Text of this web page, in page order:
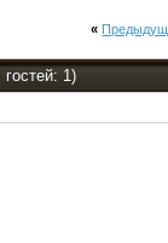
«
1)